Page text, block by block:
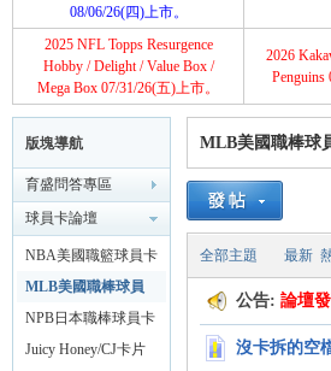
08/06/26(四)上市。
2025 NFL Topps Resurgence
Hobby / Delight / Value Box /
Mega Box 07/31/26(五)上市。
2026
Penguins
版塊導航
育盛問答專區
球員卡論壇
NBA美國職籃球員卡
專區
MLB美國職棒球員
卡專區
NPB日本職棒球員卡
專區
Juicy Honey/CJ卡片
MLB美國職棒球
全部主題 最新
公告: 論壇
沒卡拆的空